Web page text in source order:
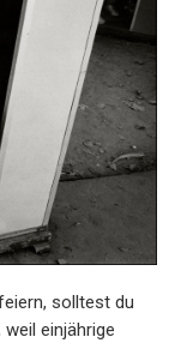
solltest du
einjährige